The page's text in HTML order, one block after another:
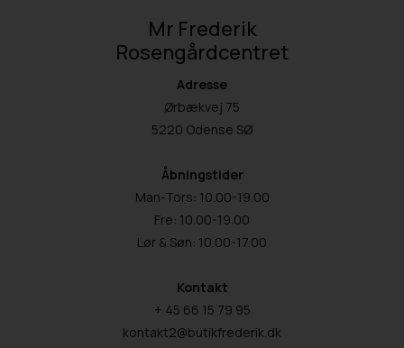
Mr Frederik
Rosengårdcentret
Adresse
Ørbækvej 75
5220 Odense SØ
Åbningstider
Man-Tors: 10.00-19.00
Fre: 10.00-19.00
Lør & Søn: 10.00-17.00
Kontakt
+ 45 66 15 79 95
kontakt2@butikfrederik.dk